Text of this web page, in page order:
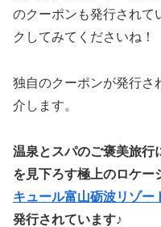
のクーポンも発行されて
クしてみてくださいね！
独自のクーポンが発行さ
介します。
温泉とスパのご褒美旅行
を見下ろす極上のロケー
キュール富山砺波リゾー
発行されています♪